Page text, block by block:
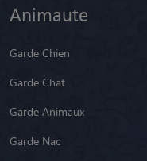
Animaute
Garde Chien
Garde Chat
Garde Animaux
Garde Nac